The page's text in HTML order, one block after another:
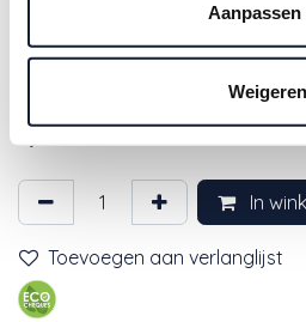
Aanpassen
Weigeren
Ambiente |
Hearts 3-laags
1,75€
In
Toevoegen aan verlanglijst